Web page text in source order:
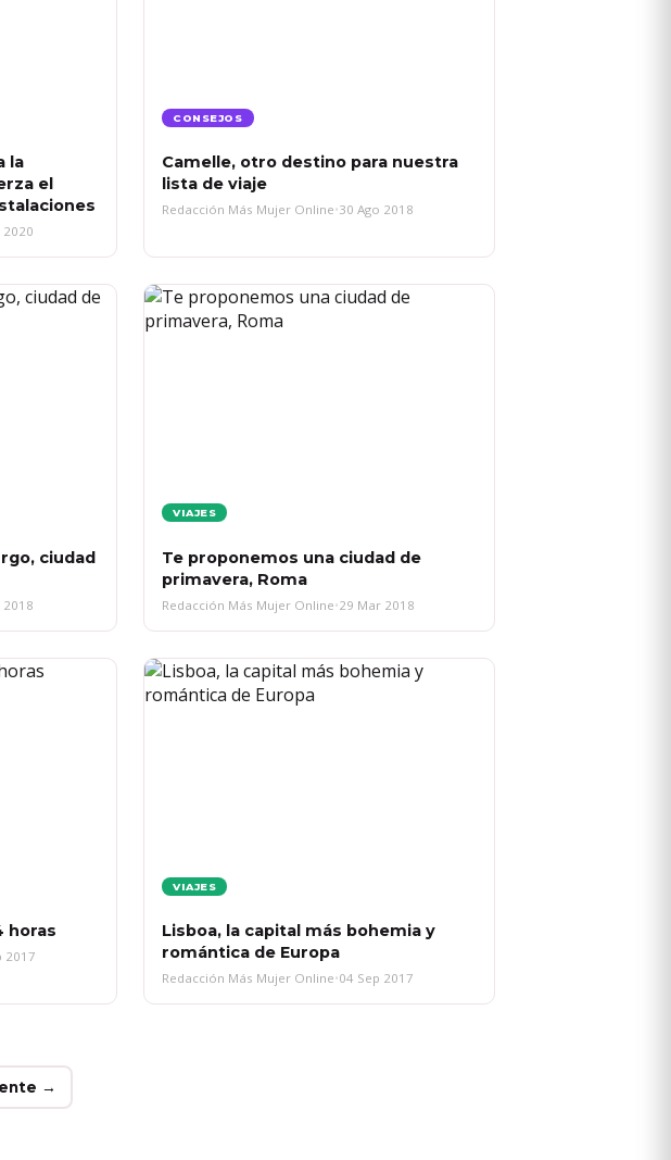
la
el
2020
CONSEJOS
Camelle, otro destino para nuestra
lista de viaje
Redacción Más Mujer Online•30 Ago 2018
ciudad
2018
VIAJES
Te proponemos una ciudad de
primavera, Roma
Redacción Más Mujer Online•29 Mar 2018
horas
2017
VIAJES
Lisboa, la capital más bohemia y
romántica de Europa
Redacción Más Mujer Online•04 Sep 2017
→